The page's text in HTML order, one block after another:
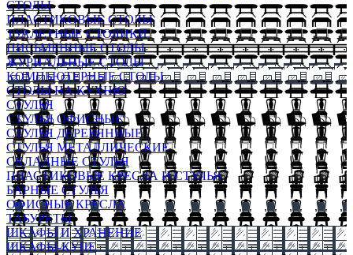
СТОЛЫ
ПЛАСТИКОВЫЕ СТОЛЫ
ТУАЛЕТНЫЕ СТОЛИКИ
ПИСЬМЕННЫЕ СТОЛЫ
ЖУРНАЛЬНЫЕ СТОЛЫ
КОМПЬЮТЕРНЫЕ СТОЛЫ
СТОЛЫ НА КУХНЮ
СТУЛЬЯ
СТУЛЬЯ ОФИСНЫЕ
СТУЛЬЯ ДЕРЕВЯННЫЕ
СТУЛЬЯ МЕТАЛЛИЧЕСКИЕ
СКЛАДНЫЕ СТУЛЬЯ
ПЛАСТИКОВЫЕ КРЕСЛА И СТУЛЬЯ
БАРНЫЕ СТУЛЬЯ
ОФИСНЫЕ КРЕСЛА
ТАБУРЕТЫ
ШКАФЫ И ХРАНЕНИЕ
ШКАФЫ-КУПЕ